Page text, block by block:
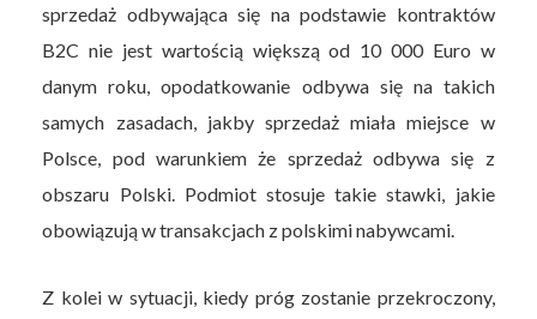
sprzedaż odbywająca się na podstawie kontraktów
B2C nie jest wartością większą od 10 000 Euro w
danym roku, opodatkowanie odbywa się na takich
samych zasadach, jakby sprzedaż miała miejsce w
Polsce, pod warunkiem że sprzedaż odbywa się z
obszaru Polski. Podmiot stosuje takie stawki, jakie
obowiązują w transakcjach z polskimi nabywcami.
Z kolei w sytuacji, kiedy próg zostanie przekroczony,